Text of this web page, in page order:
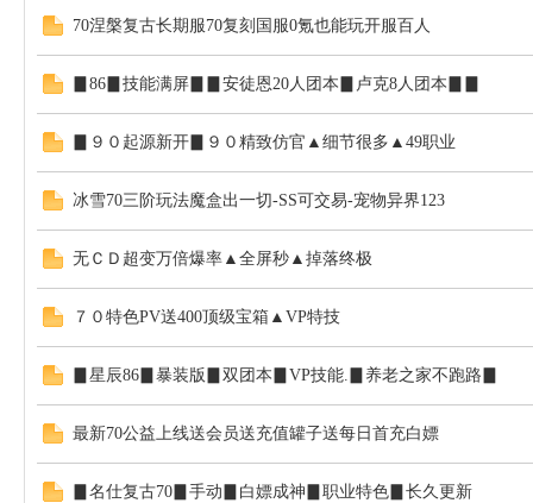
70涅槃复古长期服70复刻国服0氪也能玩开服百人
▊86▊技能满屏▊▊安徒恩20人团本▊卢克8人团本▊▊
▊９０起源新开▊９０精致仿官▲细节很多▲49职业
冰雪70三阶玩法魔盒出一切-SS可交易-宠物异界123
无ＣＤ超变万倍爆率▲全屏秒▲掉落终极
７０特色PV送400顶级宝箱▲VP特技
▊星辰86▊暴装版▊双团本▊VP技能.▊养老之家不跑路▊
最新70公益上线送会员送充值罐子送每日首充白嫖
▊名仕复古70▊手动▊白嫖成神▊职业特色▊长久更新